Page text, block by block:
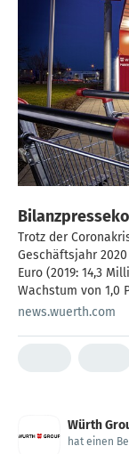
Trotz der
Geschäftsjahr
Euro (2019: 14,3
Wachstum von 1,0
liegt das Plus bei
news.wuerth.com
Würth
hat einen